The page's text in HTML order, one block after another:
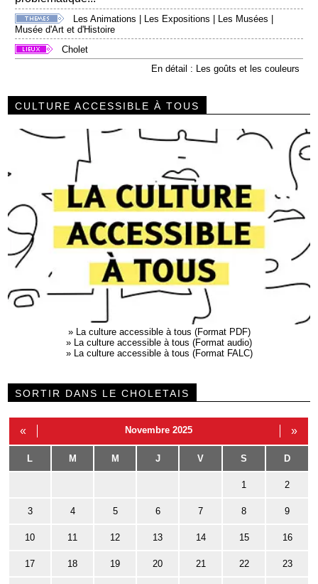
Les Animations Les Expositions Les Musées
Musée d'Art et d'Histoire
Cholet
En détail : Les goûts et les couleurs
CULTURE ACCESSIBLE À TOUS
» La culture accessible à tous (Format PDF)
» La culture accessible à tous (Format audio)
» La culture accessible à tous (Format FALC)
SORTIR DANS LE CHOLETAIS
« Novembre 2025 »
L M M J V S D
1 2
3 4 5 6 7 8 9
10 11 12 13 14 15 16
17 18 19 20 21 22 23